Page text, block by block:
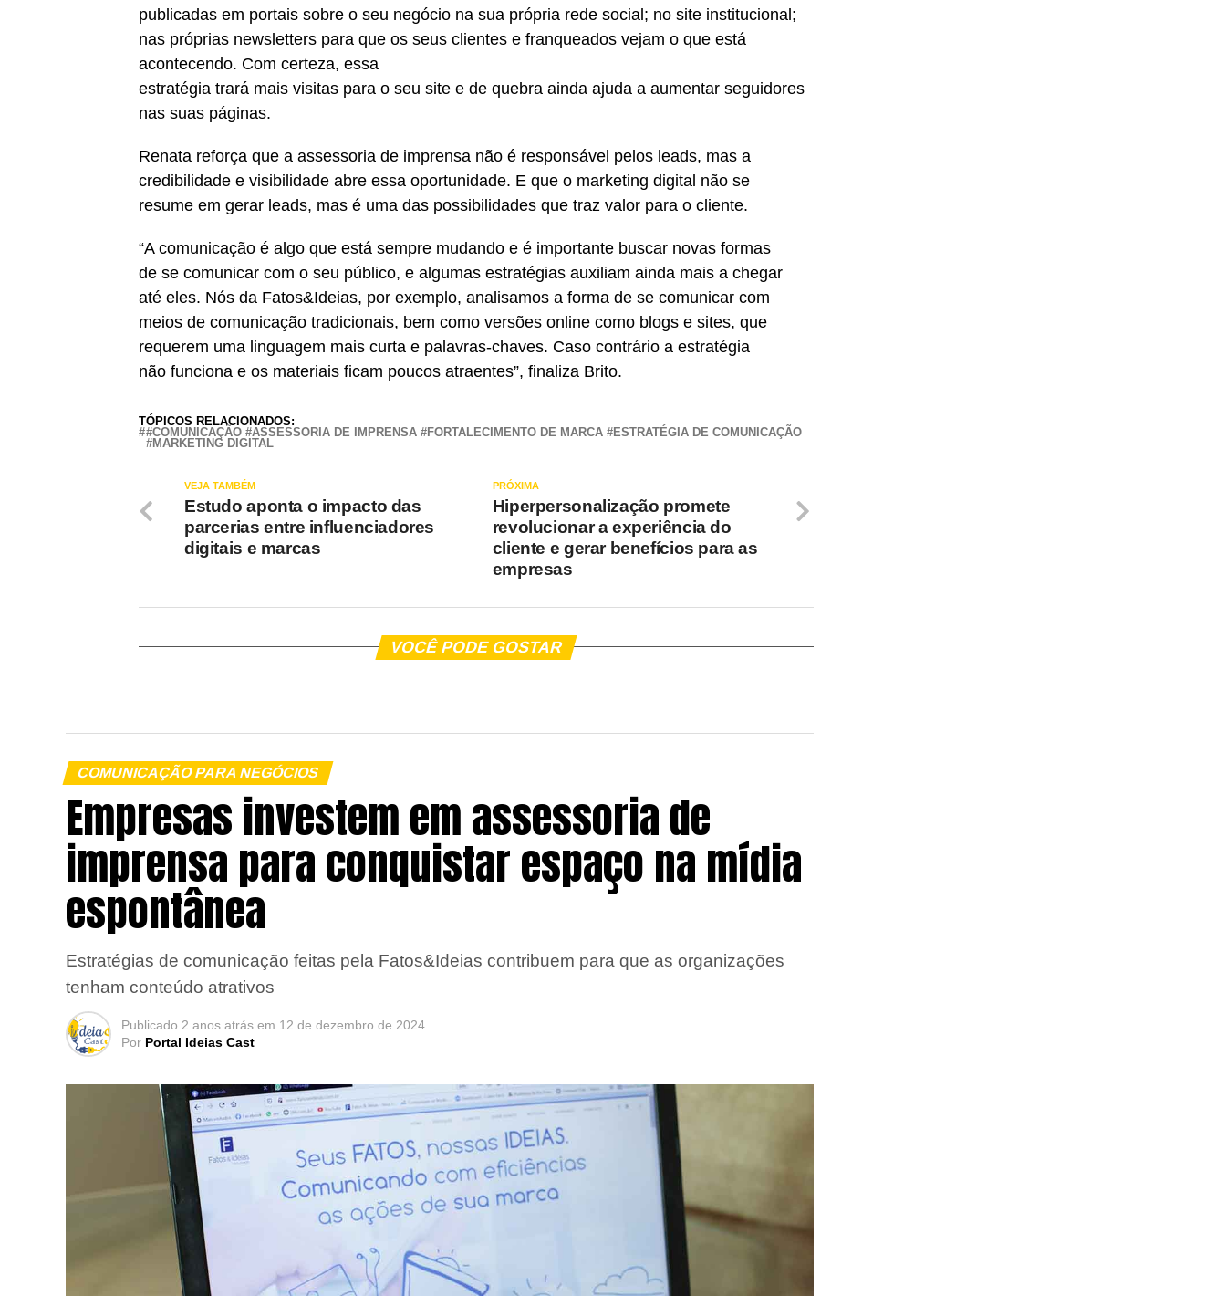
publicadas em portais sobre o seu negócio na sua própria rede social; no site institucional;
nas próprias newsletters para que os seus clientes e franqueados vejam o que está
acontecendo. Com certeza, essa
estratégia trará mais visitas para o seu site e de quebra ainda ajuda a aumentar seguidores
nas suas páginas.
Renata reforça que a assessoria de imprensa não é responsável pelos leads, mas a
credibilidade e visibilidade abre essa oportunidade. E que o marketing digital não se
resume em gerar leads, mas é uma das possibilidades que traz valor para o cliente.
“A comunicação é algo que está sempre mudando e é importante buscar novas formas
de se comunicar com o seu público, e algumas estratégias auxiliam ainda mais a chegar
até eles. Nós da Fatos&Ideias, por exemplo, analisamos a forma de se comunicar com
meios de comunicação tradicionais, bem como versões online como blogs e sites, que
requerem uma linguagem mais curta e palavras-chaves. Caso contrário a estratégia
não funciona e os materiais ficam poucos atraentes”, finaliza Brito.
TÓPICOS RELACIONADOS:
#COMUNICAÇÃO #ASSESSORIA DE IMPRENSA #FORTALECIMENTO DE MARCA #ESTRATÉGIA DE COMUNICAÇÃO
#MARKETING DIGITAL
PRÓXIMA
Hiperpersonalização promete
revolucionar a experiência do
cliente e gerar benefícios para as
empresas
VEJA TAMBÉM
Estudo aponta o impacto das
parcerias entre influenciadores
digitais e marcas
VOCÊ PODE GOSTAR
COMUNICAÇÃO PARA NEGÓCIOS
Empresas investem em assessoria de
imprensa para conquistar espaço na mídia
espontânea
Estratégias de comunicação feitas pela Fatos&Ideias contribuem para que as organizações
tenham conteúdo atrativos
Publicado 2 anos atrás em 12 de dezembro de 2024
Por Portal Ideias Cast